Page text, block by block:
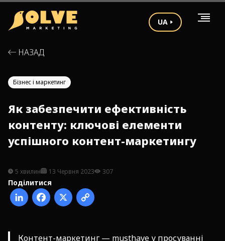
UA
НАЗАД
Бізнес і маркетинг
Як забезпечити ефективність
контенту: ключові елементи
успішного контент-маркетингу
5 хвилин 13 Червня 2023 307
Поділитися
Контент-маркетинг — musthave у просуванні